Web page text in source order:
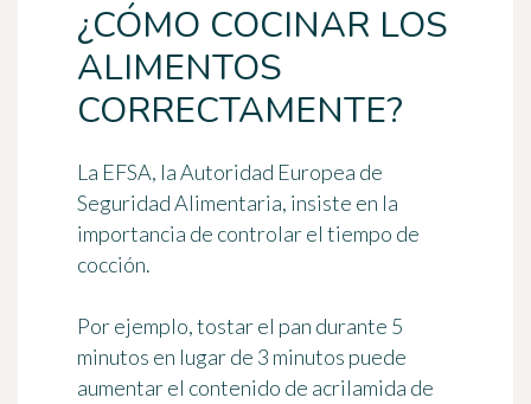
¿CÓMO COCINAR LOS
ALIMENTOS
CORRECTAMENTE?
La EFSA, la Autoridad Europea de
Seguridad Alimentaria, insiste en la
importancia de controlar el tiempo de
cocción.
Por ejemplo, tostar el pan durante 5
minutos en lugar de 3 minutos puede
aumentar el contenido de acrilamida de